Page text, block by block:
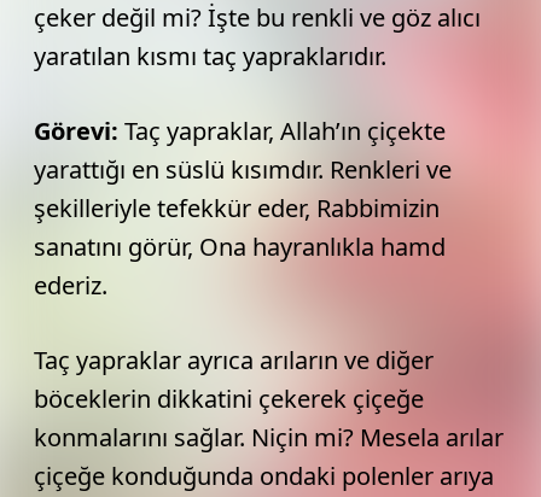
çeker değil mi? İşte bu renkli ve göz alıcı
yaratılan kısmı taç yapraklarıdır.
Görevi: Taç yapraklar, Allah’ın çiçekte
yarattığı en süslü kısımdır. Renkleri ve
şekilleriyle tefekkür eder, Rabbimizin
sanatını görür, Ona hayranlıkla hamd
ederiz.
Taç yapraklar ayrıca arıların ve diğer
böceklerin dikkatini çekerek çiçeğe
konmalarını sağlar. Niçin mi? Mesela arılar
çiçeğe konduğunda ondaki polenler arıya